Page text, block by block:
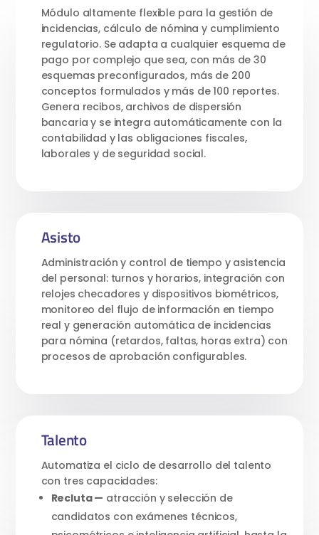
Módulo altamente flexible para la gestión de
incidencias, cálculo de nómina y cumplimiento
regulatorio. Se adapta a cualquier esquema de
pago por complejo que sea, con más de 30
esquemas preconfigurados, más de 200
conceptos formulados y más de 100 reportes.
Genera recibos, archivos de dispersión
bancaria y se integra automáticamente con la
contabilidad y las obligaciones fiscales,
laborales y de seguridad social.
Asisto
Administración y control de tiempo y asistencia
del personal: turnos y horarios, integración con
relojes checadores y dispositivos biométricos,
monitoreo del flujo de información en tiempo
real y generación automática de incidencias
para nómina (retardos, faltas, horas extra) con
procesos de aprobación configurables.
Talento
Automatiza el ciclo de desarrollo del talento
con tres capacidades:
Recluta — atracción y selección de
candidatos con exámenes técnicos,